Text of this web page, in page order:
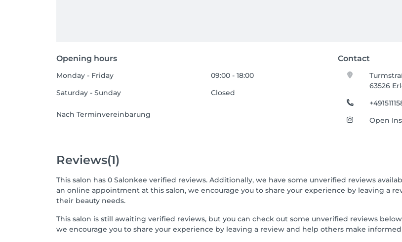
Opening hours Contact
Monday - Friday
09:00 - 18:00
Saturday - Sunday
Closed
Nach Terminvereinbarung
63526
Open
Reviews(1)
This salon has 0 Salonkee verified reviews. Additionally, we have some unverified reviews
an online appointment at this salon, we encourage you to share your experience by leaving a
their beauty needs.
This salon is still awaiting verified reviews, but you can check out some unverified reviews
we encourage you to share your experience by leaving a review and help others make